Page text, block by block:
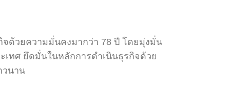
ด้วยความมั่นคงมากว่า 78 ปี โดยมุ่งมั่น
ทศ ยึดมั่นในหลักการดำเนินธุรกิจด้วย
วนาน